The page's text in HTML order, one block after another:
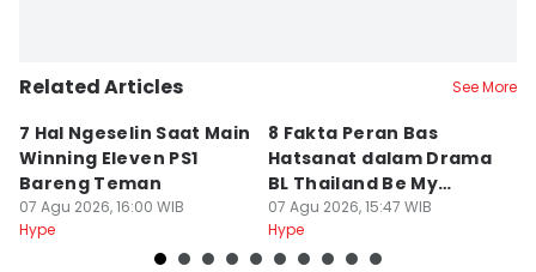
Related Articles See More
7 Hal Ngeselin Saat Main
Winning Eleven PS1
Bareng Teman
07 Agu 2026, 16:00 WIB
Hype
8 Fakta Peran Bas
Hatsanat dalam Drama
BL Thailand Be My
Player Two
07 Agu 2026, 15:47 WIB
Hype